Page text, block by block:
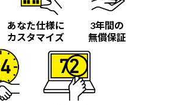
あなた仕様に
カスタマイズ
3年間の
無償保証